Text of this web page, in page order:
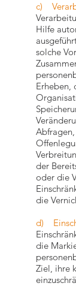
c)
Hilfe
solche
Erheben,
der
oder die
die
d)
die
Ziel, ihre